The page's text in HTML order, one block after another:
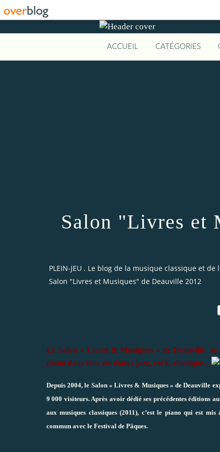
ACCUEIL CATÉGORIES
Salon "Livres et
PLEIN-JEU . Le blog de la musique classique et de
Salon "Livres et Musiques" de Deauville 2012
Le Salon « Livres & Musiques » de Deauville
piano dans tous ses états : jazz, rock, classique…
Depuis 2004, le Salon « Livres & Musiques » de Deauville
9 000 visiteurs. Après avoir dédié ses précédentes éditions
aux musiques classiques (2011), c’est le piano qui est
commun avec le Festival de Pâques.